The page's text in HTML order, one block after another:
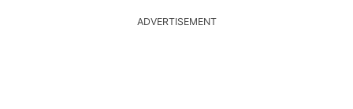
ADVERTISEMENT